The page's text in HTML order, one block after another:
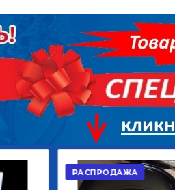
КРУГ ПОВОРОТНЫЙ
10*12ОТВ., Д.102*86
Г.КАЗАНЬ
29 668,20 Р
В КОРЗИНУ
АКЦИЯ